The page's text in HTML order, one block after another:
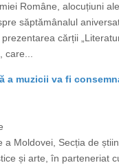
Române, alocuțiuni
săptămânalul
cărții
a muzicii va fi
a Moldovei, Secția de
și arte, în parteneriat